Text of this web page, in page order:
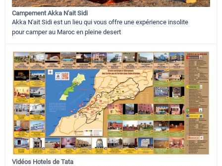
Campement Akka N'ait Sidi
Akka N'ait Sidi est un lieu qui vous offre une expérience insolite
pour camper au Maroc en pleine desert
Vidéos Hotels de Tata